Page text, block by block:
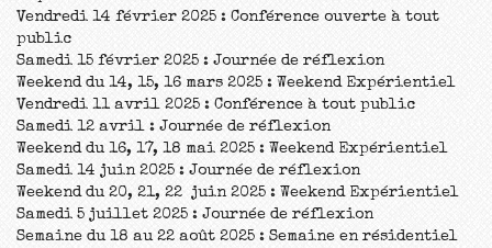
Vendredi 14 février 2025 : Conférence ouverte à tout
public
Samedi 15 février 2025 : Journée de réflexion
Weekend du 14, 15, 16 mars 2025 : Weekend Expérientiel
Vendredi 11 avril 2025 : Conférence à tout public
Samedi 12 avril : Journée de réflexion
Weekend du 16, 17, 18 mai 2025 : Weekend Expérientiel
Samedi 14 juin 2025 : Journée de réflexion
Weekend du 20, 21, 22 juin 2025 : Weekend Expérientiel
Samedi 5 juillet 2025 : Journée de réflexion
Semaine du 18 au 22 août 2025 : Semaine en résidentiel